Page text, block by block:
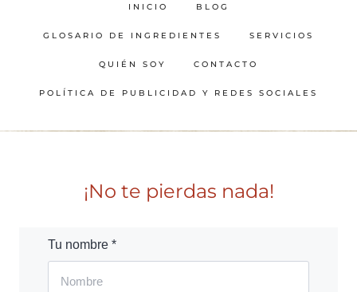
INICIO BLOG
GLOSARIO DE INGREDIENTES SERVICIOS
QUIÉN SOY CONTACTO
POLÍTICA DE PUBLICIDAD Y REDES SOCIALES
¡No te pierdas nada!
Tu nombre *